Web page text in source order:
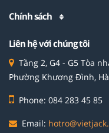
Chính sách
Liên hệ với chúng tôi
Tầng 2, G4 - G5 Tòa
Phường Khương Đình,
Phone: 084 283 45 85
Email: